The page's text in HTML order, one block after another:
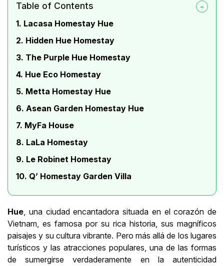
Table of Contents
1. Lacasa Homestay Hue
2. Hidden Hue Homestay
3. The Purple Hue Homestay
4. Hue Eco Homestay
5. Metta Homestay Hue
6. Asean Garden Homestay Hue
7. MyFa House
8. LaLa Homestay
9. Le Robinet Homestay
10. Q’ Homestay Garden Villa
Hue, una ciudad encantadora situada en el corazón de
Vietnam, es famosa por su rica historia, sus magníficos
paisajes y su cultura vibrante. Pero más allá de los lugares
turísticos y las atracciones populares, una de las formas
de sumergirse verdaderamente en la autenticidad